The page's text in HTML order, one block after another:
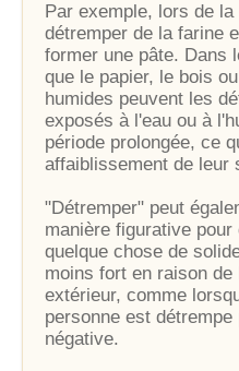
Par exemple, lors de
détremper de la farine
former une pâte. Dans
que le papier, le bois
humides peuvent les
exposés à l'eau ou à
période prolongée, ce
affaiblissement de leur
"Détremper" peut
manière figurative
quelque chose de
moins fort en raison
extérieur, comme
personne est
négative.